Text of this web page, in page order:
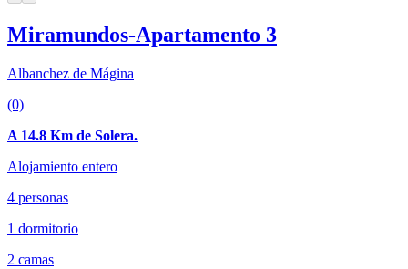
Miramundos-Apartamento 3
Albanchez de Mágina
(0)
A 14.8 Km de Solera.
Alojamiento entero
4 personas
1 dormitorio
2 camas